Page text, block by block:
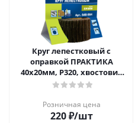
Круг лепестковый с
оправкой ПРАКТИКА
40х20мм, P320, хвостовик
6 мм, серия Профи
Розничная цена
220₽/шт